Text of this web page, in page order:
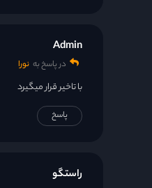
Admin
در پاسخ به نورا
با تاخیر قرار میگیرد
پاسخ
راستگو